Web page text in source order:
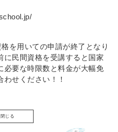
を用いての申請が終了となり
に民間資格を受講すると国家
必要な時限数と料金が大幅免
わせください！！
閉じる